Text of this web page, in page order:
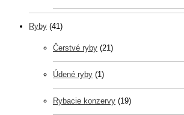
Ryby (41)
Čerstvé ryby (21)
Údené ryby (1)
Rybacie konzervy (19)